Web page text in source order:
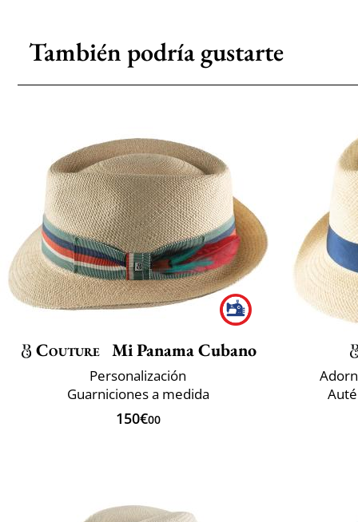
También podría gustarte
Couture Mi Panama Cubano
Personalización
Guarniciones a medida
150€00